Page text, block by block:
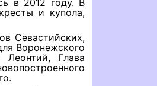
в 2012 году. В
и купола,
Севастийских,
Воронежского
Глава